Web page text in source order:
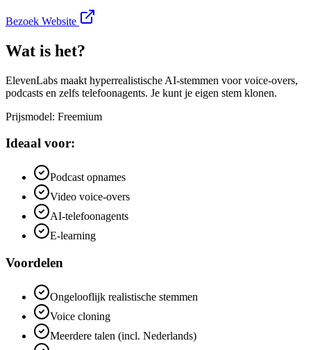
Bezoek Website
Wat is het?
ElevenLabs maakt hyperrealistische AI-stemmen voor voice-overs,
podcasts en zelfs telefoonagents. Je kunt je eigen stem klonen.
Prijsmodel: Freemium
Ideaal voor:
Podcast opnames
Video voice-overs
AI-telefoonagents
E-learning
Voordelen
Ongelooflijk realistische stemmen
Voice cloning
Meerdere talen (incl. Nederlands)